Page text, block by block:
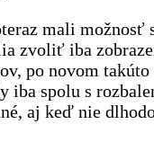
mali možnosť
zvoliť iba
po novom
iba spolu s
aj keď nie